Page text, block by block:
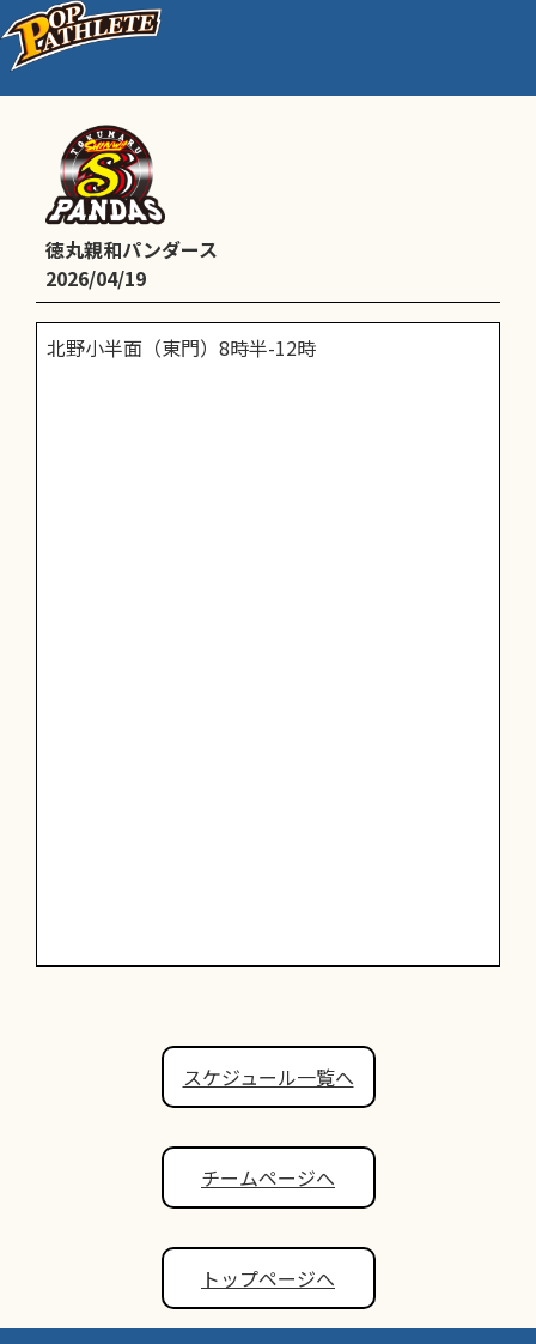
練習日
徳丸親和パンダース
2026/04/19
北野小半面（東門）8時半-12時
スケジュール一覧へ
チームページへ
トップページへ